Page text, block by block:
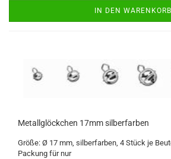
IN DEN WARENKORB
Metallglöckchen 17mm silberfarben
Größe: Ø 17 mm, silberfarben, 4 Stück je
Packung für nur